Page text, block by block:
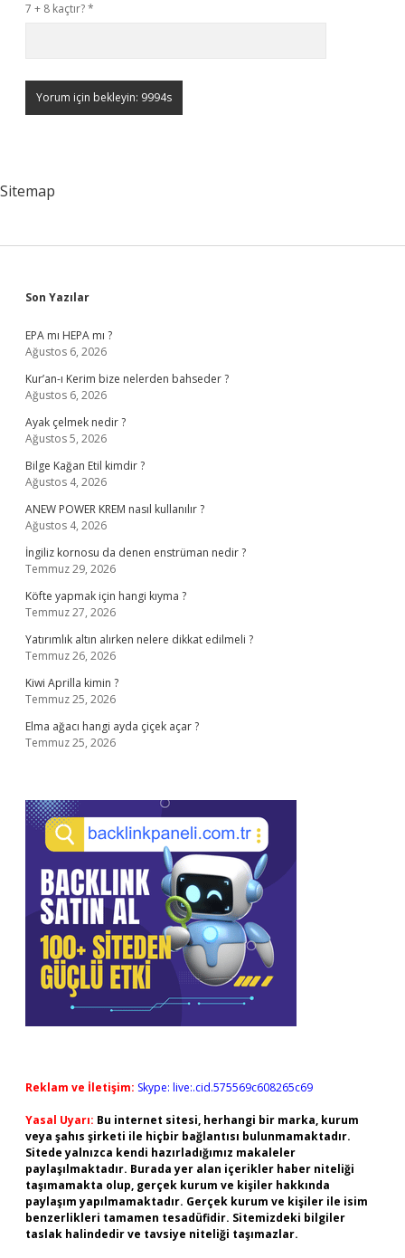
7 + 8 kaçtır?*
Sitemap
Sidebar
Son Yazılar
EPA mı HEPA mı ?
Ağustos 6, 2026
Kur’an-ı Kerim bize nelerden bahseder ?
Ağustos 6, 2026
Ayak çelmek nedir ?
Ağustos 5, 2026
Bilge Kağan Etil kimdir ?
Ağustos 4, 2026
ANEW POWER KREM nasıl kullanılır ?
Ağustos 4, 2026
İngiliz kornosu da denen enstrüman nedir ?
Temmuz 29, 2026
Köfte yapmak için hangi kıyma ?
Temmuz 27, 2026
Yatırımlık altın alırken nelere dikkat edilmeli ?
Temmuz 26, 2026
Kiwi Aprilla kimin ?
Temmuz 25, 2026
Elma ağacı hangi ayda çiçek açar ?
Temmuz 25, 2026
Reklam ve İletişim: Skype: live:.cid.575569c608265c69
Yasal Uyarı: Bu internet sitesi, herhangi bir marka, kurum
veya şahıs şirketi ile hiçbir bağlantısı bulunmamaktadır.
Sitede yalnızca kendi hazırladığımız makaleler
paylaşılmaktadır. Burada yer alan içerikler haber niteliği
taşımamakta olup, gerçek kurum ve kişiler hakkında
paylaşım yapılmamaktadır. Gerçek kurum ve kişiler ile isim
benzerlikleri tamamen tesadüfidir. Sitemizdeki bilgiler
taslak halindedir ve tavsiye niteliği taşımazlar.